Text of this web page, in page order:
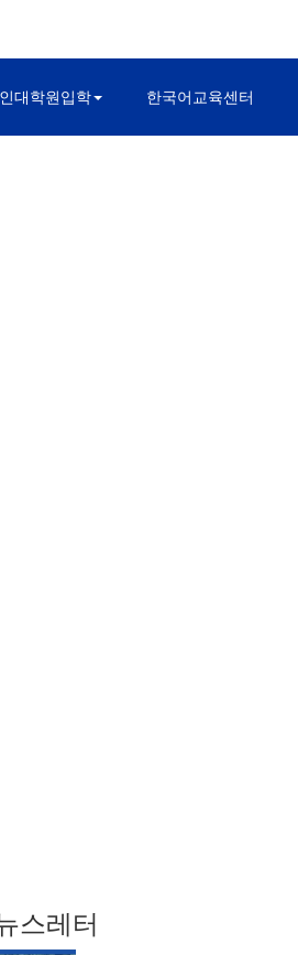
대학원입학 한국어교육센터
스레터